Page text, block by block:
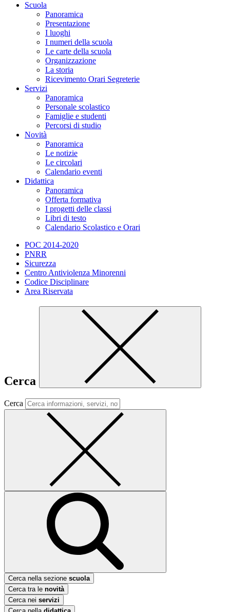
Scuola
Panoramica
Presentazione
I luoghi
I numeri della scuola
Le carte della scuola
Organizzazione
La storia
Ricevimento Orari Segreterie
Servizi
Panoramica
Personale scolastico
Famiglie e studenti
Percorsi di studio
Novità
Panoramica
Le notizie
Le circolari
Calendario eventi
Didattica
Panoramica
Offerta formativa
I progetti delle classi
Libri di testo
Calendario Scolastico e Orari
POC 2014-2020
PNRR
Sicurezza
Centro Antiviolenza Minorenni
Codice Disciplinare
Area Riservata
Cerca
Cerca
Cerca nella sezione scuola
Cerca tra le novità
Cerca nei servizi